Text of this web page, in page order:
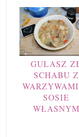
GULASZ
SCHABU Z
SOSIE
WŁASNYM